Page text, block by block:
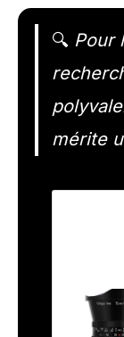
🔍 Pour
mérite